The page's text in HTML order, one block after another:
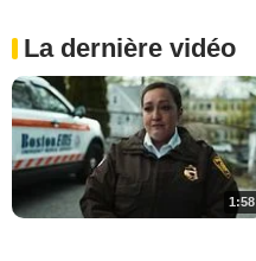
La dernière vidéo
1:58